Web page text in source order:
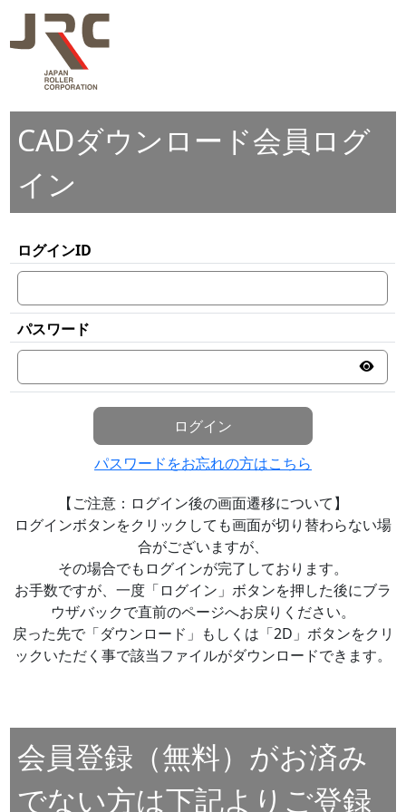
CADダウンロード会員ログ
イン
ログインID
パスワード
ログイン
パスワードをお忘れの方はこちら
【ご注意：ログイン後の画面遷移について】
ログインボタンをクリックしても画面が切り替わらない場
合がございますが、
その場合でもログインが完了しております。
お手数ですが、一度「ログイン」ボタンを押した後にブラ
ウザバックで直前のページへお戻りください。
戻った先で「ダウンロード」もしくは「2D」ボタンをクリ
ックいただく事で該当ファイルがダウンロードできます。
会員登録（無料）がお済み
でない方は下記よりご登録